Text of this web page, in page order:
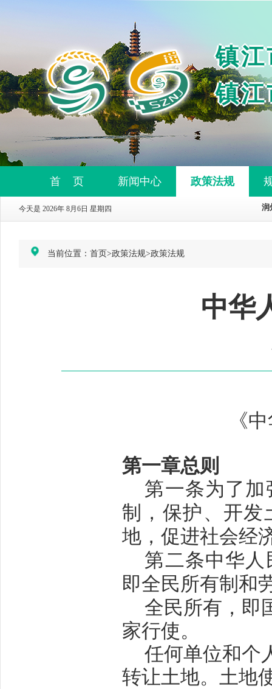
镇
镇
首 页 新闻中心 政策法规
今天是 2026年 8月6日 星期四
当前位置： 首页>政策法规>政策法规
中华
《
第一章总则
第一条为了加
制，保护、开发
地，促进社会经
第二条中华人
即全民所有制和
全民所有，即
家行使。
任何单位和个
转让土地。土地